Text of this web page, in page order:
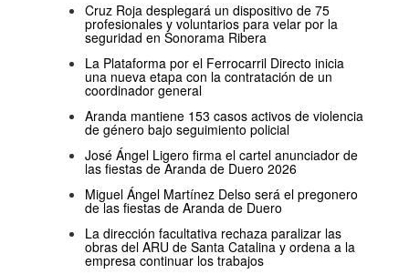
Cruz Roja desplegará un dispositivo de 75
profesionales y voluntarios para velar por la
seguridad en Sonorama Ribera
La Plataforma por el Ferrocarril Directo inicia
una nueva etapa con la contratación de un
coordinador general
Aranda mantiene 153 casos activos de violencia
de género bajo seguimiento policial
José Ángel Ligero firma el cartel anunciador de
las fiestas de Aranda de Duero 2026
Miguel Ángel Martínez Delso será el pregonero
de las fiestas de Aranda de Duero
La dirección facultativa rechaza paralizar las
obras del ARU de Santa Catalina y ordena a la
empresa continuar los trabajos